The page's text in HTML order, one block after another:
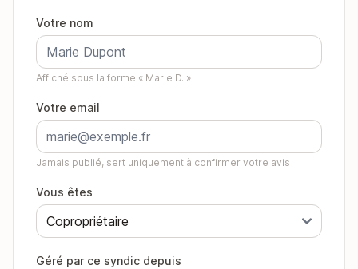
Votre nom
Affiché sous la forme « Marie D. »
Votre email
Jamais publié, sert uniquement à confirmer votre avis
Vous êtes
Géré par ce syndic depuis